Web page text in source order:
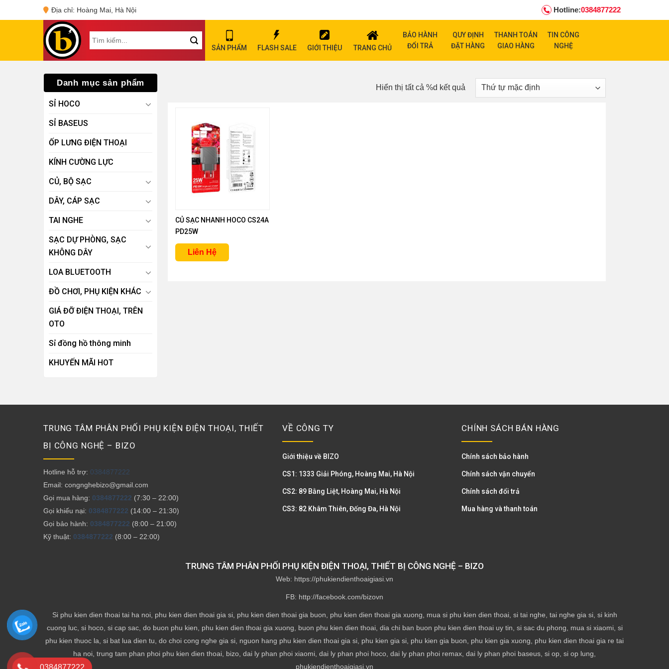
to
Địa chỉ: Hoàng Mai, Hà Nội Hotline:0384877222
Tìm
kiếm:
SẢN PHẨM FLASH SALE GIỚI THIỆU TRANG CHỦ
BẢO HÀNH
ĐỔI TRẢ
QUY ĐỊNH
ĐẶT HÀNG
THANH TOÁN
GIAO HÀNG
TIN CÔNG
NGHỆ
Danh mục sản phẩm
SỈ HOCO
SỈ BASEUS
ỐP LƯNG ĐIỆN THOẠI
KÍNH CƯỜNG LỰC
CỦ, BỘ SẠC
DÂY, CÁP SẠC
TAI NGHE
SẠC DỰ PHÒNG, SẠC
KHÔNG DÂY
LOA BLUETOOTH
ĐỒ CHƠI, PHỤ KIỆN KHÁC
GIÁ ĐỠ ĐIỆN THOẠI, TRÊN
OTO
Sỉ đồng hồ thông minh
KHUYẾN MÃI HOT
Hiển thị tất cả %d kết quả
CỦ SẠC NHANH HOCO CS24A
PD25W
Liên Hệ
TRUNG TÂM PHÂN PHỐI PHỤ KIỆN ĐIỆN THOẠI, THIẾT
BỊ CÔNG NGHỆ – BIZO
Hotline hỗ trợ: 0384877222
Email: congnghebizo@gmail.com
Gọi mua hàng: 0384877222 (7:30 – 22:00)
Gọi khiếu nại: 0384877222 (14:00 – 21:30)
Gọi bảo hành: 0384877222 (8:00 – 21:00)
Kỹ thuật: 0384877222 (8:00 – 22:00)
VỀ CÔNG TY
Giới thiệu về BIZO
CS1: 1333 Giải Phóng, Hoàng Mai, Hà Nội
CS2: 89 Bằng Liệt, Hoàng Mai, Hà Nội
CS3: 82 Khâm Thiên, Đống Đa, Hà Nội
CHÍNH SÁCH BÁN HÀNG
Chính sách bảo hành
Chính sách vận chuyển
Chính sách đổi trả
Mua hàng và thanh toán
TRUNG TÂM PHÂN PHỐI PHỤ KIỆN ĐIỆN THOẠI, THIẾT BỊ CÔNG NGHỆ – BIZO
Web: https://phukiendienthoaigiasi.vn
FB: http://facebook.com/bizovn
Si phu kien dien thoai tai ha noi, phu kien dien thoai gia si, phu kien dien thoai gia buon, phu kien dien thoai gia xuong, mua si phu kien dien thoai, si tai nghe, tai nghe gia si, si kinh
cuong luc, si hoco, si cap sac, do buon phu kien, phu kien dien thoai gia xuong, buon phu kien dien thoai, dia chi ban buon phu kien dien thoai uy tin, si sac du phong, mua si xiaomi, si
phu kien thuoc la, si bat lua dien tu, do choi cong nghe gia si, nguon hang phu kien dien thoai gia si, phu kien gia si, phu kien gia buon, phu kien gia xuong, phu kien dien thoai gia re tai
ha noi, trung tam phan phoi phu kien dien thoai, bizo, dai ly phan phoi xiaomi, dai ly phan phoi hoco, dai ly phan phoi remax, dai ly phan phoi baseus, si op, si op lung,
phukiendienthoaigiasi.vn
0384877222